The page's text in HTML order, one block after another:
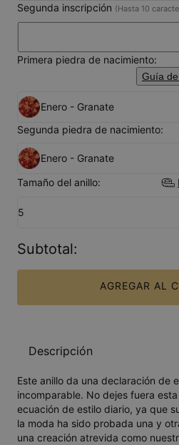
Segunda inscripción (Hasta 10
Primera piedra de nacimiento:
Guía
Enero - Granate
Segunda piedra de nacimiento:
Enero - Granate
Tamaño del anillo:
5
Subtotal:
AGREGAR AL
Descripción
Este anillo da una declaración de
incomparable. No dejes fuera
ecuación de estilo diario, ya que
la moda ha sido probada una y
una creación atrevida como